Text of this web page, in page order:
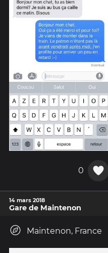
0
14 mars 2018
Gare de Maintenon
Maintenon, France